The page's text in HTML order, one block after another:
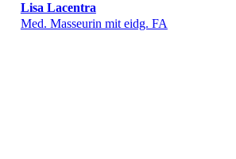
Lisa Lacentra
Med. Masseurin mit eidg. FA